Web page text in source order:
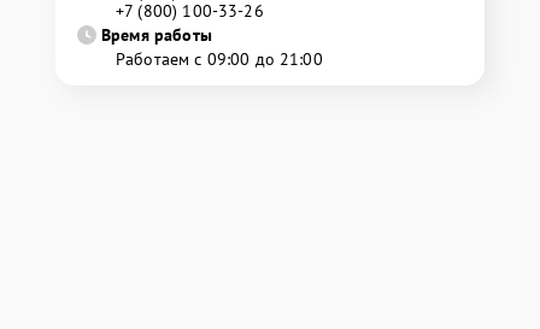
+7 (800) 100-33-26
Время работы
Работаем с 09:00 до 21:00